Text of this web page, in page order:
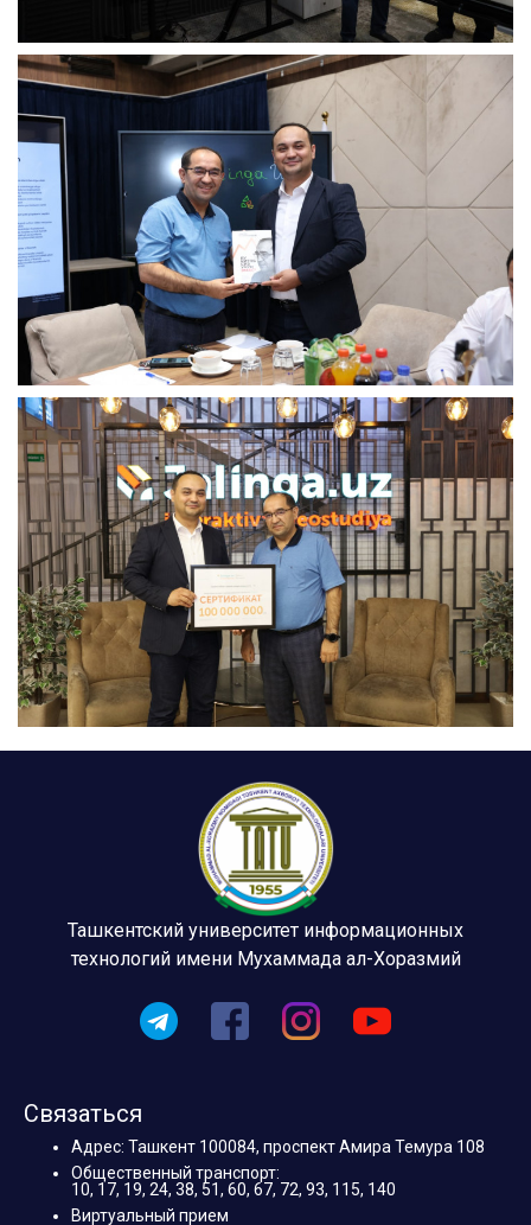
Ташкентский университет информационных
технологий имени Мухаммада ал-Хоразмий
Связаться
Адрес: Ташкент 100084, проспект Амира Темура 108
Общественный транспорт:
10, 17, 19, 24, 38, 51, 60, 67, 72, 93, 115, 140
Виртуальный прием